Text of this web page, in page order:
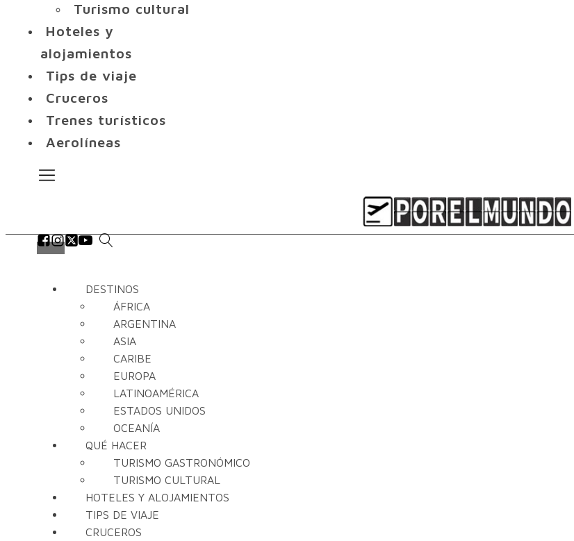
Turismo cultural
Hoteles y
alojamientos
Tips de viaje
Cruceros
Trenes turísticos
Aerolíneas
DESTINOS
ÁFRICA
ARGENTINA
ASIA
CARIBE
EUROPA
LATINOAMÉRICA
ESTADOS UNIDOS
OCEANÍA
QUÉ HACER
TURISMO GASTRONÓMICO
TURISMO CULTURAL
HOTELES Y ALOJAMIENTOS
TIPS DE VIAJE
CRUCEROS